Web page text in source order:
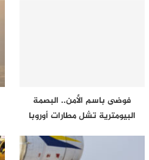
فوضى باسم الأمن.. البصمة
البيومترية تشل مطارات أوروبا